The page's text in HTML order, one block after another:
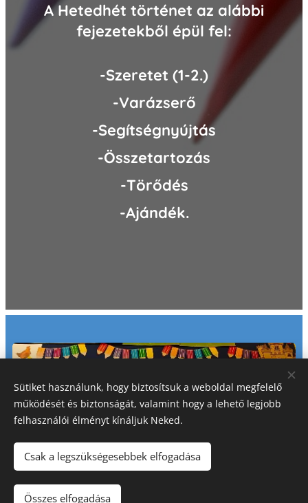
A Hetedhét történet az alábbi
fejezetekből épül fel:
-Szeretet (1-2.)
-Varázserő
-Segítségnyújtás
-Összetartozás
-Törődés
-Ajándék.
Sütiket használunk, hogy biztosítsuk a weboldal megfelelő
működését és biztonságát, valamint hogy a lehető legjobb
felhasználói élményt kínáljuk Neked.
Csak a legszükségesebbek elfogadása
Összes elfogadása